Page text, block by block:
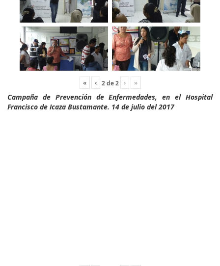
« ‹ 2de2 › »
Campaña de Prevención de Enfermedades, en el Hospital
Francisco de Icaza Bustamante. 14 de julio del 2017